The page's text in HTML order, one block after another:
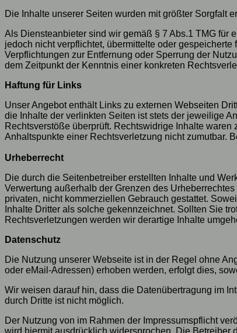
Die Inhalte unserer Seiten wurden mit größter Sorgfalt
Als Diensteanbieter sind wir gemäß § 7 Abs.1 TMG für
jedoch nicht verpflichtet, übermittelte oder
Verpflichtungen zur Entfernung oder Sperrung der
dem Zeitpunkt der Kenntnis einer konkreten
Haftung für Links
Unser Angebot enthält Links zu externen Webseiten
die Inhalte der verlinkten Seiten ist stets der jeweilige
Rechtsverstöße überprüft. Rechtswidrige Inhalte
Anhaltspunkte einer Rechtsverletzung nicht zumutbar.
Urheberrecht
Die durch die Seitenbetreiber erstellten Inhalte und
Verwertung außerhalb der Grenzen des
privaten, nicht kommerziellen Gebrauch gestattet.
Inhalte Dritter als solche gekennzeichnet. Sollten Sie
Rechtsverletzungen werden wir derartige Inhalte
Datenschutz
Die Nutzung unserer Webseite ist in der Regel ohne
oder eMail-Adressen) erhoben werden, erfolgt dies,
Wir weisen darauf hin, dass die Datenübertragung im
durch Dritte ist nicht möglich.
Der Nutzung von im Rahmen der Impressumspflicht